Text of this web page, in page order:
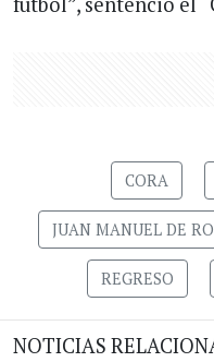
CORA
JUAN MANUEL DE
REGRESO
NOTICIAS